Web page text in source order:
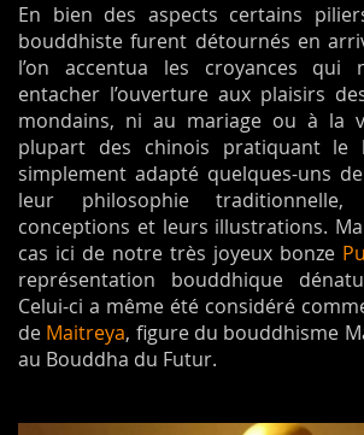
En bien des aspects certains
bouddhiste furent détournés en
l’on accentua les croyances qui
entacher l’ouverture aux plaisirs
mondains, ni au mariage ou à la
plupart des chinois pratiquant le
simplement adapté quelques-uns
leur philosophie traditionnelle,
conceptions et leurs illustrations.
cas ici de notre très joyeux bonze
représentation bouddhique
Celui-ci a même été considéré
de Maitreya, figure du bouddhisme
au Bouddha du Futur.